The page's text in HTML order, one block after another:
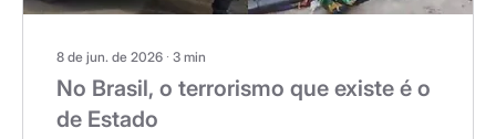
8 de jun. de 2026 ∙ 3 min
No Brasil, o terrorismo que existe é o
de Estado